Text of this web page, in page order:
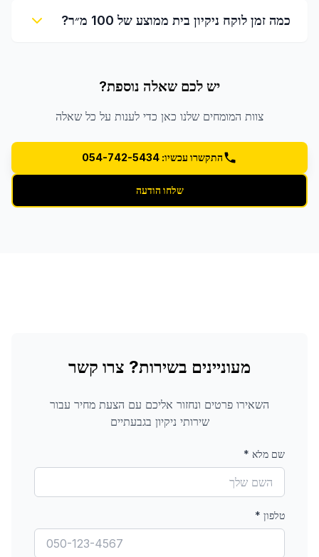
כמה זמן לוקח ניקיון בית ממוצע של 100 מ״ר?
יש לכם שאלה נוספת?
צוות המומחים שלנו כאן כדי לענות על כל שאלה
התקשרו עכשיו: 054-742-5434
שלחו הודעה
מעוניינים בשירות? צרו קשר
השאירו פרטים ונחזור אליכם עם הצעת מחיר עבור
שירותי ניקיון בגבעתיים
שם מלא *
טלפון *